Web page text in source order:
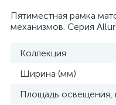
Пятиместная рамка
механизмов. Серия
Коллекция
Ширина (мм)
Площадь освещения,